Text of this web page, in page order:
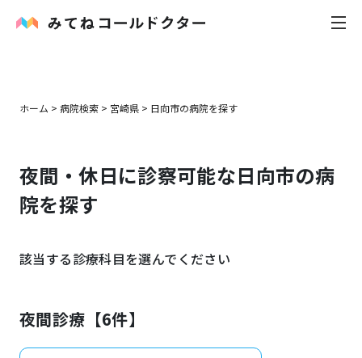
花粉症
感染症
お知らせ
ホーム > 病院検索 > 宮崎県 > 日向市の病院を探す
夜間・休日に診察可能な日向市の病
院を探す
該当する診療科目を選んでください
夜間診療【6件】